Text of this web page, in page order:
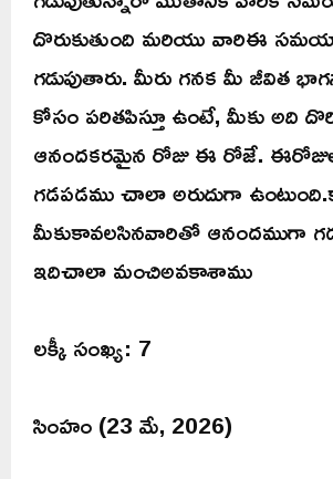
దొరుకుతుంది మరియు వారిఈ
గడుపుతారు. మీరు గనక మీ జీవిత
కోసం పరితపిస్తూ ఉంటే, మీకు అది
ఆనందకరమైన రోజు ఈ రోజే.
గడపడము చాలా అరుదుగా
మీకుకావలసినవారితో ఆనందముగా
ఇదిచాలా మంచిఅవకాశాము
లక్కీ సంఖ్య: 7
సింహం (23 మే, 2026)